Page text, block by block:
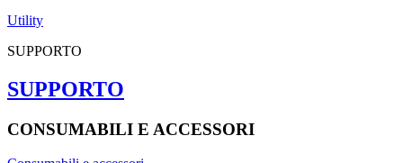
Utility
SUPPORTO
SUPPORTO
CONSUMABILI E ACCESSORI